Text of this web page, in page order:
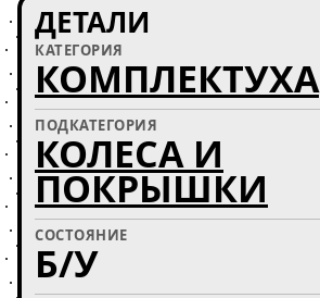
ДЕТАЛИ
КАТЕГОРИЯ
КОМПЛЕКТУХА
ПОДКАТЕГОРИЯ
КОЛЕСА И
ПОКРЫШКИ
СОСТОЯНИЕ
Б/У